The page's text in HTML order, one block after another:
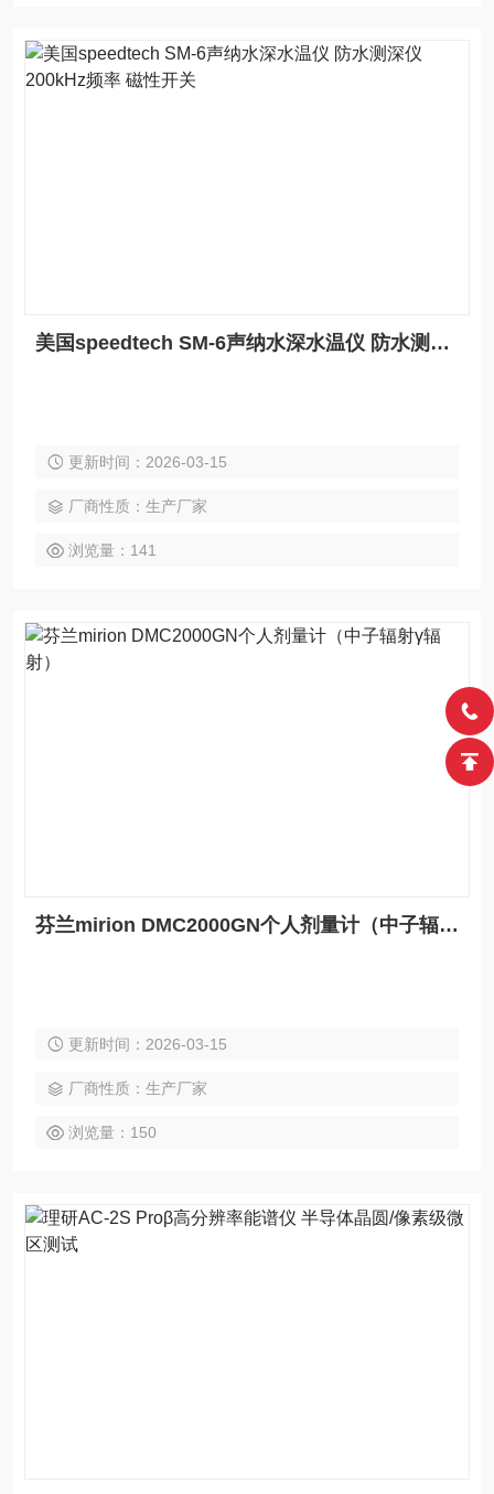
美国speedtech SM-6声纳水深水温仪 防水测深仪 200kHz频率 磁性开关
更新时间：2026-03-15
厂商性质：生产厂家
浏览量：141
芬兰mirion DMC2000GN个人剂量计（中子辐射γ辐射）
更新时间：2026-03-15
厂商性质：生产厂家
浏览量：150